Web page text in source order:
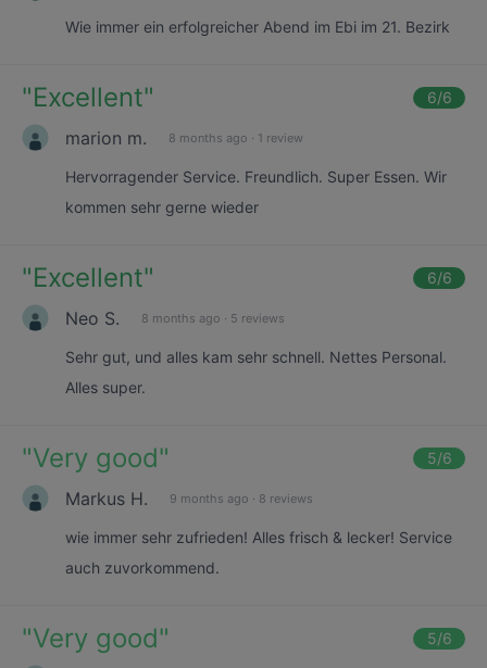
Wie immer ein erfolgreicher Abend im Ebi im 21. Bezirk
"Excellent" 6/6
marion m. 8 months ago · 1 review
Hervorragender Service. Freundlich. Super Essen. Wir
kommen sehr gerne wieder
"Excellent" 6/6
Neo S. 8 months ago · 5 reviews
Sehr gut, und alles kam sehr schnell. Nettes Personal.
Alles super.
"Very good" 5/6
Markus H. 9 months ago · 8 reviews
wie immer sehr zufrieden! Alles frisch & lecker! Service
auch zuvorkommend.
"Very good" 5/6